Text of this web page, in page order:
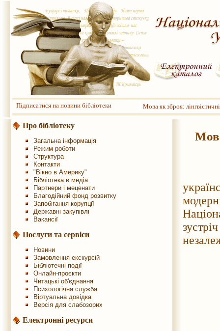
Підписатися на новини бібліотеки Мова як зброя:
Про бібліотеку
Загальна інформація
Режим роботи
Структура
Контакти
"Вікно в Америку"
Бібліотека в медіа
Партнери і меценати
Благодійний фонд розвитку
Запобігання корупції
Державні закупівлі
Вакансії
Послуги та сервіси
Новини
Замовлення екскурсій
Бібліотечні події
Онлайн-проєкти
Читацькі об'єднання
Психологічна служба
Віртуальна довідка
Версія для слабозорих
Електронні ресурси